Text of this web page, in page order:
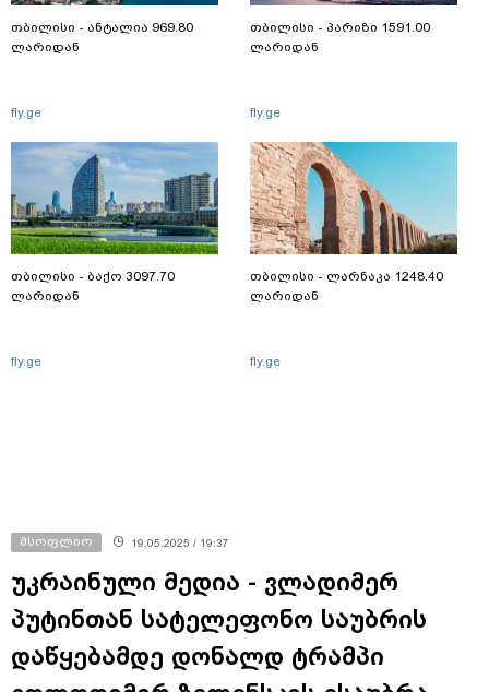
თბილისი - ანტალია 969.80
ლარიდან
fly.ge
თბილისი - ბაქო 3097.70
ლარიდან
fly.ge
თბილისი - პარიზი 1591.00
ლარიდან
fly.ge
თბილისი - ლარნაკა 1248.40
ლარიდან
fly.ge
მსოფლიო 19.05.2025 / 19:37
უკრაინული მედია - ვლადიმერ
პუტინთან სატელეფონო საუბრის
დაწყებამდე დონალდ ტრამპი